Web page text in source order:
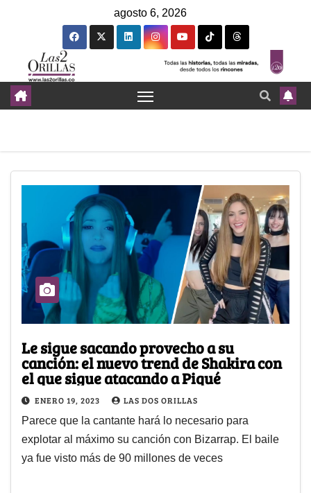
agosto 6, 2026
Le sigue sacando provecho a su
canción: el nuevo trend de Shakira con
el que sigue atacando a Piqué
ENERO 19, 2023 LAS DOS ORILLAS
Parece que la cantante hará lo necesario para
explotar al máximo su canción con Bizarrap. El baile
ya fue visto más de 90 millones de veces